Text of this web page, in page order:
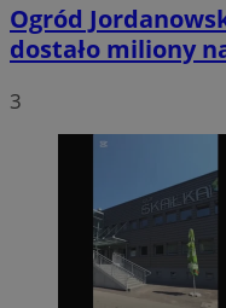
Ogród
dostało miliony
3